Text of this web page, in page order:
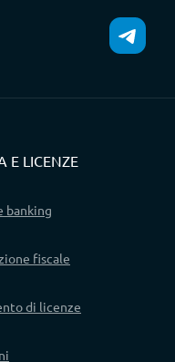
E LICENZE
banking
fiscale
di licenze